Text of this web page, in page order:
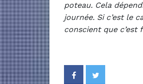
poteau. Cela
journée. Si c’est le
conscient que c’est